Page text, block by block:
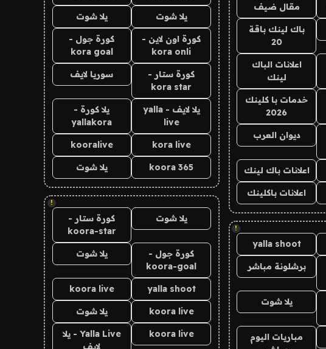
مقال ضيف
باك لينك باقة
20
اعلانات الباك
لينك
خدمات با كلينك
2026
ديوان العرب
اعلانات باك لينك
اعلانات باكلينك
!
yalla shoot
برشلونة مباشر
يلا شوت
مباريات اليوم
يلا شوت يلا شوت
كورة اون لاين -
kora onli
كورة جول -
kora goal
كورة ستار -
kora star
سوريا لايف
يلا لايف - yalla
live
يلا كورة -
yallakora
kora live
kooralive
koora 365 يلا شوت
!
يلا شوت
كورة ستار -
koora-star
كورة جول -
koora-goal
يلا شوت
yalla shoot
koora live
koora live يلا شوت
koora live
Yalla Live - يلا
لايف